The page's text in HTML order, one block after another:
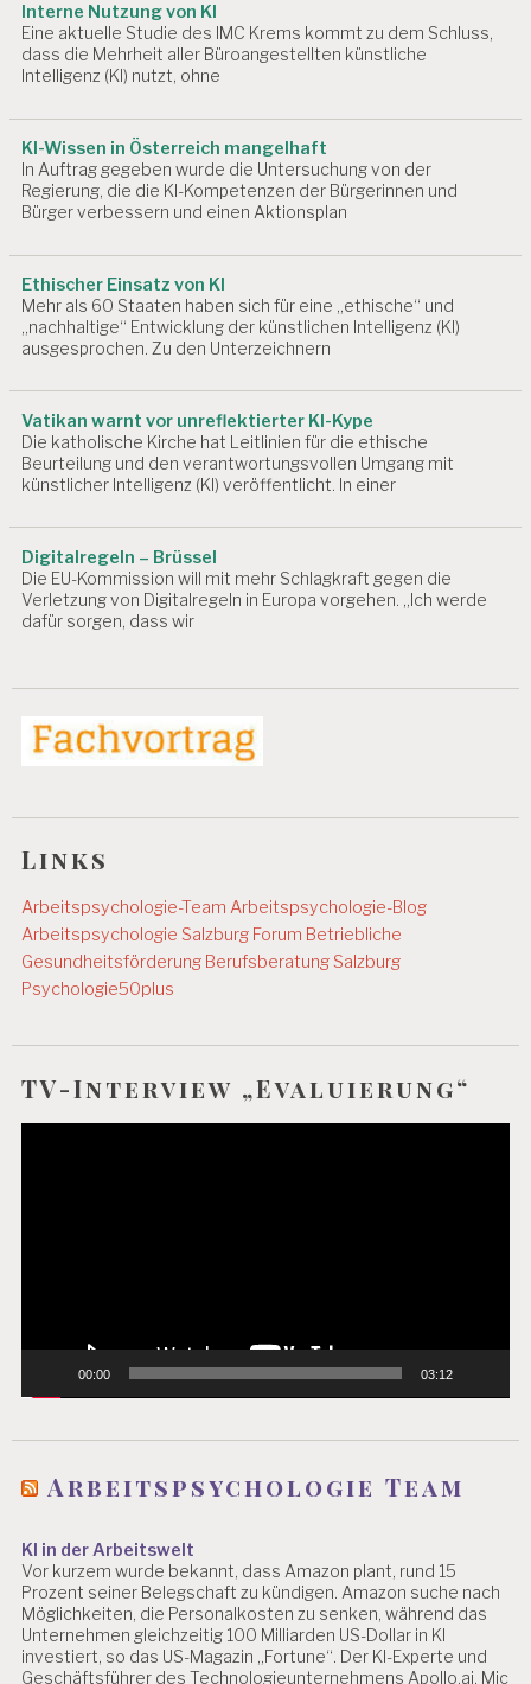
Interne Nutzung von KI
Eine aktuelle Studie des IMC Krems kommt zu dem Schluss,
dass die Mehrheit aller Büroangestellten künstliche
Intelligenz (KI) nutzt, ohne
KI-Wissen in Österreich mangelhaft
In Auftrag gegeben wurde die Untersuchung von der
Regierung, die die KI-Kompetenzen der Bürgerinnen und
Bürger verbessern und einen Aktionsplan
Ethischer Einsatz von KI
Mehr als 60 Staaten haben sich für eine „ethische“ und
„nachhaltige“ Entwicklung der künstlichen Intelligenz (KI)
ausgesprochen. Zu den Unterzeichnern
Vatikan warnt vor unreflektierter KI-Kype
Die katholische Kirche hat Leitlinien für die ethische
Beurteilung und den verantwortungsvollen Umgang mit
künstlicher Intelligenz (KI) veröffentlicht. In einer
Digitalregeln – Brüssel
Die EU-Kommission will mit mehr Schlagkraft gegen die
Verletzung von Digitalregeln in Europa vorgehen. „Ich werde
dafür sorgen, dass wir
Links
Arbeitspsychologie-TeamArbeitspsychologie-Blog
Arbeitspsychologie Salzburg Forum Betriebliche
Gesundheitsförderung Berufsberatung Salzburg
Psychologie50plus
TV-Interview „Evaluierung“
00:00 03:12
Arbeitspsychologie Team
KI in der Arbeitswelt
Vor kurzem wurde bekannt, dass Amazon plant, rund 15
Prozent seiner Belegschaft zu kündigen. Amazon suche nach
Möglichkeiten, die Personalkosten zu senken, während das
Unternehmen gleichzeitig 100 Milliarden US-Dollar in KI
investiert, so das US-Magazin „Fortune“. Der KI-Experte und
Geschäftsführer des Technologieunternehmens Apollo.ai, Mic